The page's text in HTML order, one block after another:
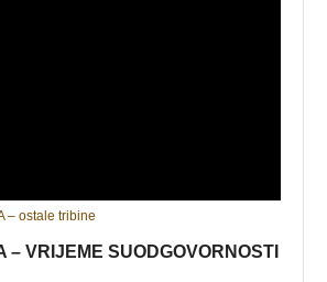
– ostale tribine
– VRIJEME SUODGOVORNOSTI